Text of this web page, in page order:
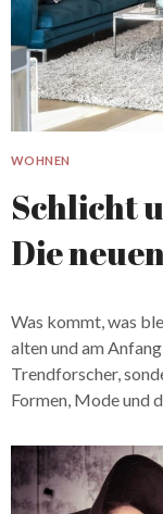
WOHNEN
Schlicht
Die
Was kommt, was
alten und am
Trendforscher,
Formen, Mode und